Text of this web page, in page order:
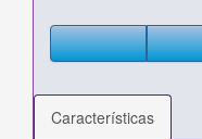
Características